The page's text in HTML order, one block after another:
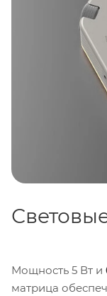
Мощность 5 Вт и
матрица